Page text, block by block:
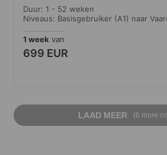
Duur: 1 - 52 weken
Niveaus: Basisgebruiker (A1) naar
1 week van
699 EUR
LAAD MEER (6 more